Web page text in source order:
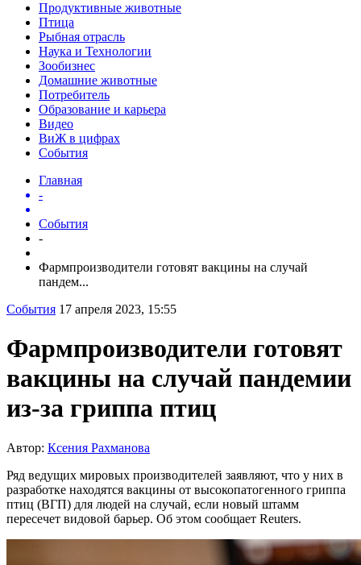
Продуктивные животные
Птица
Рыбная отрасль
Наука и Технологии
Зообизнес
Домашние животные
Потребитель
Образование и карьера
Видео
ВиЖ в цифрах
События
Главная
-
События
-
Фармпроизводители готовят вакцины на случай
пандем...
События 17 апреля 2023, 15:55
Фармпроизводители готовят
вакцины на случай пандемии
из-за гриппа птиц
Автор: Ксения Рахманова
Ряд ведущих мировых производителей заявляют, что у них в
разработке находятся вакцины от высокопатогенного гриппа
птиц (ВГП) для людей на случай, если новый штамм
пересечет видовой барьер. Об этом сообщает Reuters.